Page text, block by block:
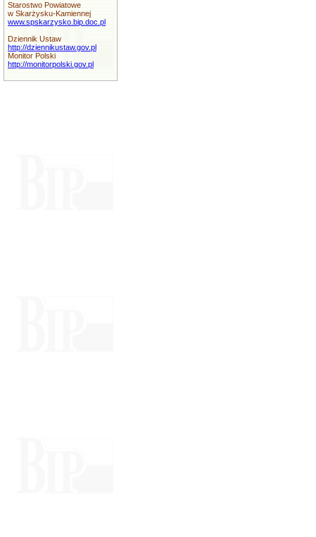
Starostwo Powiatowe
w Skarżysku-Kamiennej
www.spskarzysko.bip.doc.pl
Dziennik Ustaw
http://dziennikustaw.gov.pl
Monitor Polski
http://monitorpolski.gov.pl